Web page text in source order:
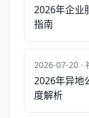
2026年企业
指南
2026-07-20 ·
2026年异地
度解析